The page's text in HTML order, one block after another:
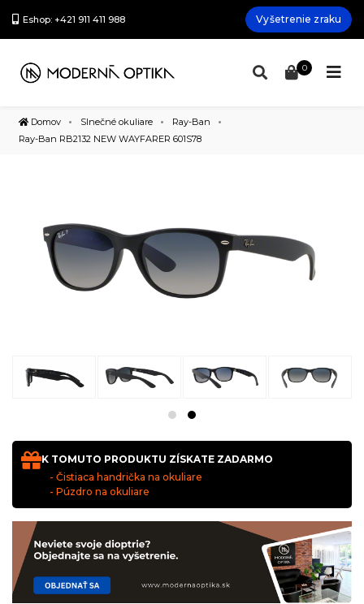
Eshop: +421 911 411 988 Vyšetrenie zraku
0
Domov Slnečné okuliare
Ray-Ban
Ray-Ban RB2132 NEW WAYFARER 601S78
K TOMUTO PRODUKTU ZÍSKATE ZADARMO
- Čistiaca handrička na okuliare
- Púzdro na okuliare